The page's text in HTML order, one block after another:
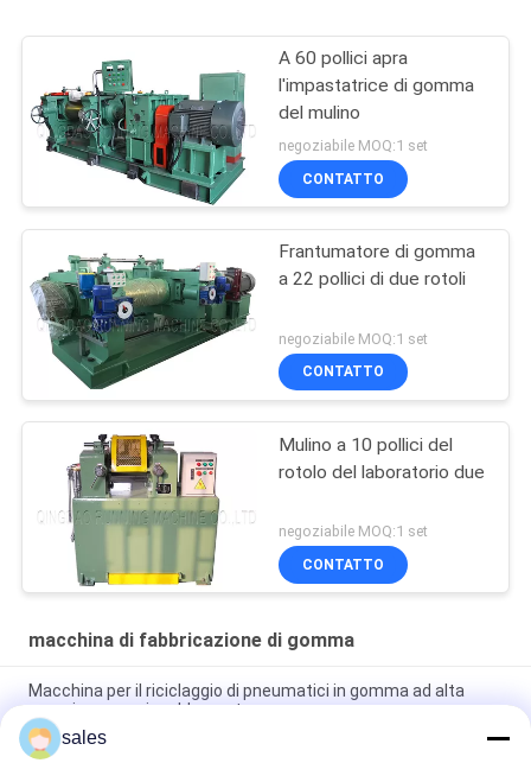
A 60 pollici apra
l'impastatrice di gomma
del mulino
negoziabile MOQ:1 set
CONTATTO
Frantumatore di gomma
a 22 pollici di due rotoli
negoziabile MOQ:1 set
CONTATTO
Mulino a 10 pollici del
rotolo del laboratorio due
negoziabile MOQ:1 set
CONTATTO
macchina di fabbricazione di gomma
Macchina per il riciclaggio di pneumatici in gomma ad alta
pressione con riscaldamento a vapore
Orizzontale Due Premere Gomma Che Fa Macchina
sales